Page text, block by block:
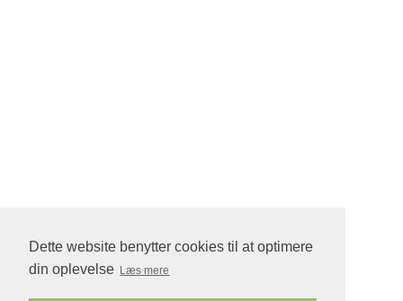
Dette website benytter cookies til at optimere
din oplevelse Læs mere